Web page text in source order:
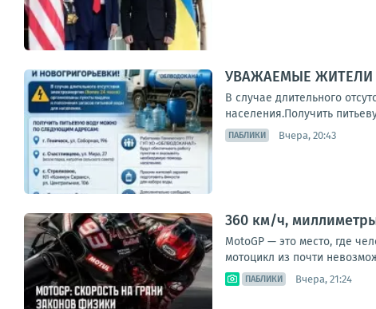
УВАЖАЕМЫЕ ЖИТЕЛИ
В случае длительного
населения.Получить
ПАБЛИКИ Вчера, 20:43
360 км/ч,
MotoGP — это место, где
мотоцикл из почти
ПАБЛИКИ Вчера, 21:24